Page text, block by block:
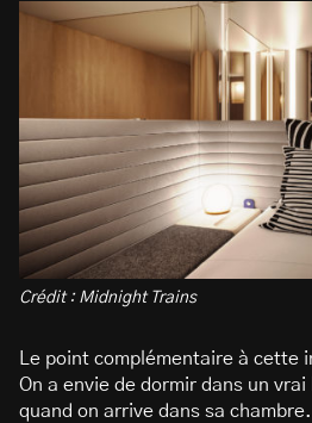
Crédit : Midnight Trains
Le point complémentaire à cette
On a envie de dormir dans un
quand on arrive dans sa